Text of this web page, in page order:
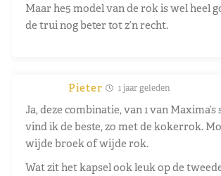
Maar he5 model van de rok is wel heel
de trui nog beter tot z’n recht.
Pieter 1 jaar geleden
Ja, deze combinatie, van 1 van Maxima’s
vind ik de beste, zo met de kokerrok.
wijde broek of wijde rok.
Wat zit het kapsel ook leuk op de